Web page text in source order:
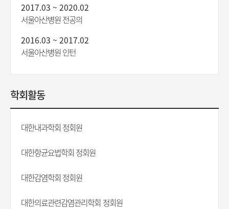
2017.03 ~ 2020.02
서울아산병원 전공의
2016.03 ~ 2017.02
서울아산병원 인턴
학회활동
대한내과학회 정회원
대한항균요법학회 정회원
대한감염학회 정회원
대한의료관련감염관리학회 정회원